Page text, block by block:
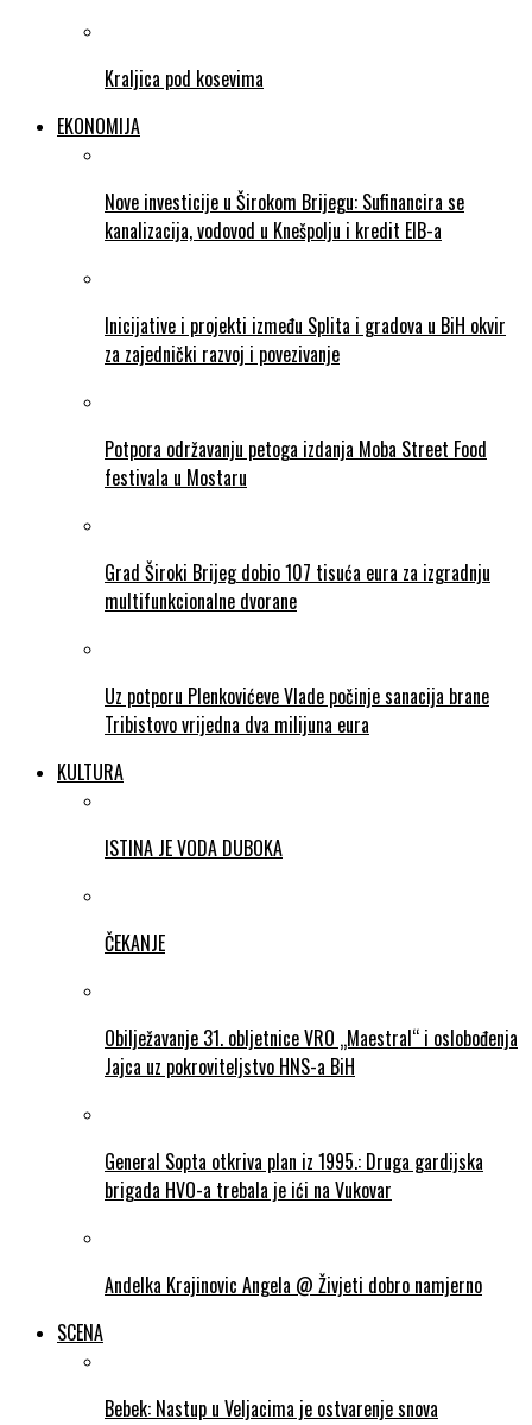
Kraljica pod kosevima
EKONOMIJA
Nove investicije u Širokom Brijegu: Sufinancira se
kanalizacija, vodovod u Knešpolju i kredit EIB-a
Inicijative i projekti između Splita i gradova u BiH okvir
za zajednički razvoj i povezivanje
Potpora održavanju petoga izdanja Moba Street Food
festivala u Mostaru
Grad Široki Brijeg dobio 107 tisuća eura za izgradnju
multifunkcionalne dvorane
Uz potporu Plenkovićeve Vlade počinje sanacija brane
Tribistovo vrijedna dva milijuna eura
KULTURA
ISTINA JE VODA DUBOKA
ČEKANJE
Obilježavanje 31. obljetnice VRO „Maestral“ i oslobođenja
Jajca uz pokroviteljstvo HNS-a BiH
General Sopta otkriva plan iz 1995.: Druga gardijska
brigada HVO-a trebala je ići na Vukovar
Andelka Krajinovic Angela @ Živjeti dobro namjerno
SCENA
Bebek: Nastup u Veljacima je ostvarenje snova